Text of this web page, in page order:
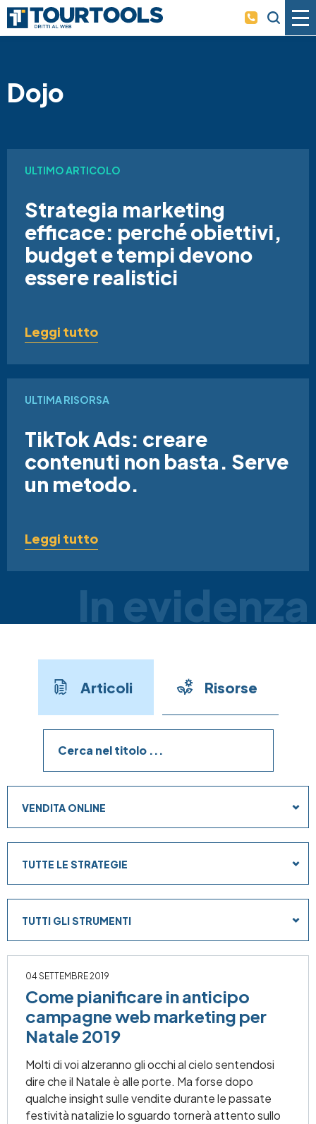
Dojo
ULTIMO ARTICOLO
Strategia marketing
efficace: perché obiettivi,
budget e tempi devono
essere realistici
Leggi tutto
ULTIMA RISORSA
TikTok Ads: creare
contenuti non basta. Serve
un metodo.
Leggi tutto
In evidenza
Risorse
Articoli
VENDITA ONLINE
TUTTE LE STRATEGIE
TUTTI GLI STRUMENTI
04 SETTEMBRE 2019
Come pianificare in anticipo
campagne web marketing per
Natale 2019
Molti di voi alzeranno gli occhi al cielo sentendosi
dire che il Natale è alle porte. Ma forse dopo
qualche insight sulle vendite durante le passate
festività natalizie lo sguardo tornerà attento sullo